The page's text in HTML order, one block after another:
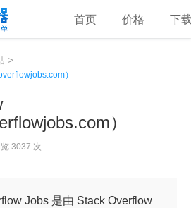
首页 价格 下
>
）
）
3037 次
Jobs 是由 Stack Overflow